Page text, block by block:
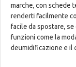
marche, con schede
renderti facilmente
facile da spostare,
funzioni come la
deumidificazione e il